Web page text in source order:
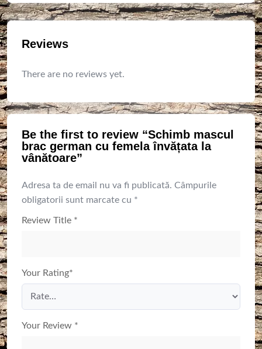
Reviews
There are no reviews yet.
Be the first to review “Schimb mascul
brac german cu femela învățata la
vânătoare”
Adresa ta de email nu va fi publicată. Câmpurile
obligatorii sunt marcate cu *
Review Title *
Your Rating*
Your Review *